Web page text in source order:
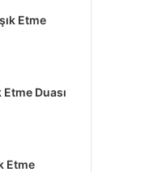
Etme
Duası
Etme